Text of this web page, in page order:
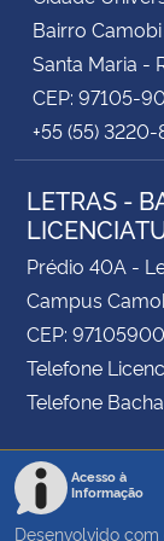
Bairro Camobi
Santa Maria -
CEP: 97105-
+55 (55)
LETRAS -
Prédio 40A -
Campus
CEP: 97105900
Telefone
Telefone
Acesso à
Informação
Desenvolvido